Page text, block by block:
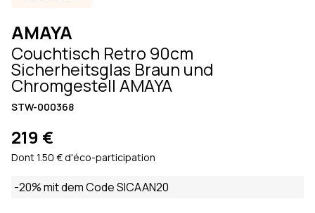
AMAYA
Couchtisch Retro 90cm
Sicherheitsglas Braun und
Chromgestell AMAYA
STW-000368
219 €
Dont 1.50 € d'éco-participation
-20% mit dem Code SICAAN20